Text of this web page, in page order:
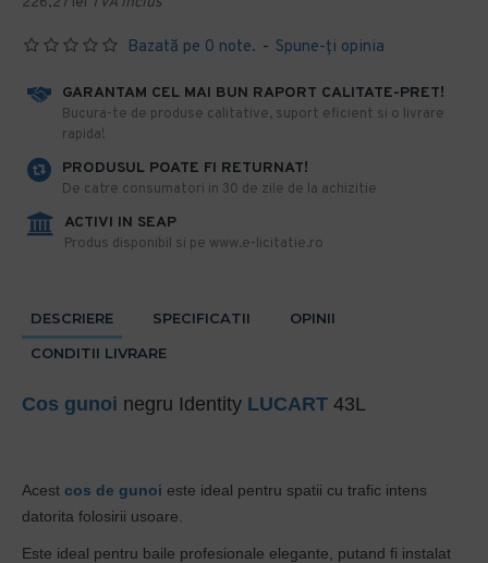
Bazată pe 0 note. - Spune-ţi opinia
GARANTAM CEL MAI BUN RAPORT CALITATE-PRET!
​Bucura-te de produse calitative, suport eficient si o livrare
rapida!
PRODUSUL POATE FI RETURNAT!
De catre consumatori in 30 de zile de la achizitie
ACTIVI IN SEAP
Produs disponibil si pe www.e-licitatie.ro
DESCRIERE SPECIFICATII
OPINII
CONDITII LIVRARE
Cos gunoi negru Identity LUCART 43L
Acest cos de gunoi este ideal pentru spatii cu trafic intens
datorita folosirii usoare.
Este ideal pentru baile profesionale elegante, putand fi instalat